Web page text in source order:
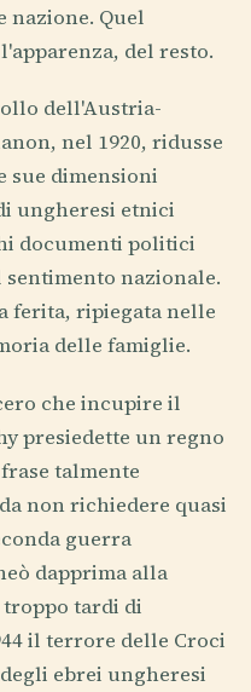
nazione. Quel
del resto.
dell'Austria-
nel 1920, ridusse
sue dimensioni
ungheresi etnici
documenti politici
nazionale.
ferita, ripiegata nelle
delle famiglie.
che incupire il
presiedette un regno
talmente
non richiedere quasi
guerra
dapprima alla
troppo tardi di
il terrore delle Croci
ebrei ungheresi